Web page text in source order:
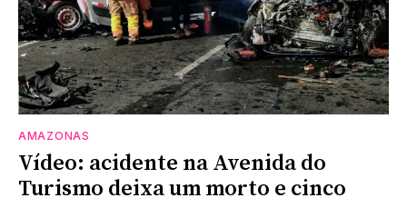
AMAZONAS
Vídeo: acidente na Avenida do
Turismo deixa um morto e cinco